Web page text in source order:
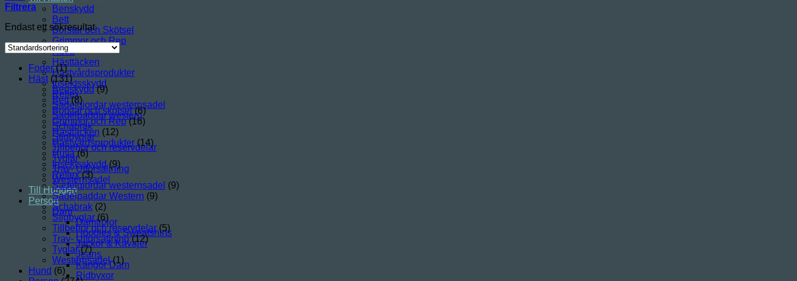
Benskydd
Bett
Borstar och Skötsel
Grimmor och Rep
Huva
Hästtäcken
Hästvårdsprodukter
Insektsskydd
Reflex
Sadelgjordar westernsadel
Sadelpaddar western
Schabrak
Stigbyglar
Tillbehör och reservdelar
Tyglar
Trav- Utförsäljning
Westernsadel
Till Hunden
Person
Dam
Damtröjor
Hoodies & Sweatshirts
Jackor & Kavajer
Jeans
Kängor Dam
Ridbyxor
Filtrera
Endast ett sökresultat
Foder (1)
Häst (131)
Benskydd (9)
Bett (8)
Borstar och skötsel (6)
Grimmor och Rep (16)
Hästtäcken (12)
Hästvårdsprodukter (14)
Huva (6)
Insektsskydd (9)
Reflex (3)
Sadelgjordar westernsadel (9)
Sadelpaddar Western (9)
Schabrak (2)
Stigbyglar (6)
Tillbehör och reservdelar (5)
Trav- Utförsäljning (12)
Tyglar (7)
Westernsadel (1)
Hund (6)